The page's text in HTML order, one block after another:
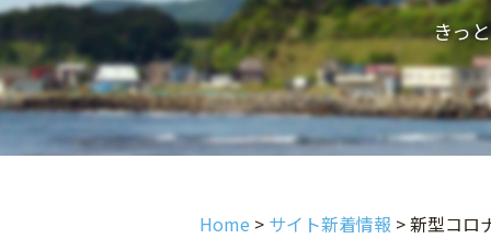
きっ
Home > サイト新着情報 >新型コロ